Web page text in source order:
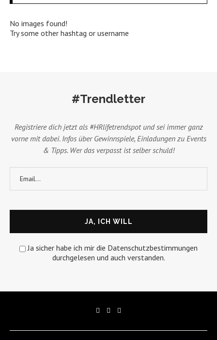
No images found!
Try some other hashtag or username
#Trendletter
Registriere dich jetzt als #HRlifetrendspot und sei immer ganz
vorne mit dabei. Infos über Gewinnspiele, Einladungen zu Events
& Tipps. Wer das verpasst ist selber schuld!
Ja sicher habe ich mir die Datenschutzbestimmungen
durchgelesen und auch verstanden.